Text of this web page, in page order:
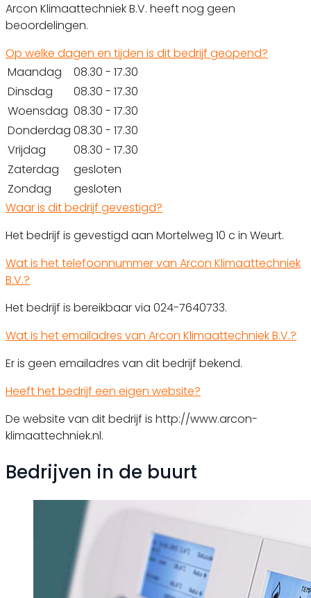
Arcon Klimaattechniek B.V. heeft nog geen
beoordelingen.
Op welke dagen en tijden is dit bedrijf geopend?
Maandag
08.30 - 17.30
Dinsdag
08.30 - 17.30
Woensdag 08.30 - 17.30
Donderdag 08.30 - 17.30
Vrijdag
08.30 - 17.30
Zaterdag
gesloten
Zondag
gesloten
Waar is dit bedrijf gevestigd?
Het bedrijf is gevestigd aan Mortelweg 10 c in Weurt.
Wat is het telefoonnummer van Arcon Klimaattechniek
B.V.?
Het bedrijf is bereikbaar via 024-7640733.
Wat is het emailadres van Arcon Klimaattechniek B.V.?
Er is geen emailadres van dit bedrijf bekend.
Heeft het bedrijf een eigen website?
De website van dit bedrijf is http://www.arcon-
klimaattechniek.nl.
Bedrijven in de buurt